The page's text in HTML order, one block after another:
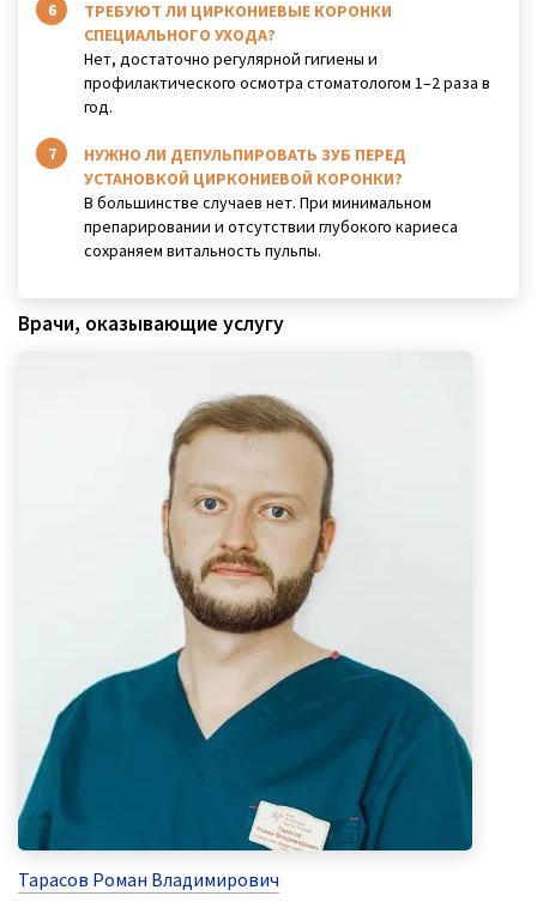
ТРЕБУЮТ ЛИ ЦИРКОНИЕВЫЕ КОРОНКИ
СПЕЦИАЛЬНОГО УХОДА?
Нет, достаточно регулярной гигиены и
профилактического осмотра стоматологом 1–2 раза в
год.
НУЖНО ЛИ ДЕПУЛЬПИРОВАТЬ ЗУБ ПЕРЕД
УСТАНОВКОЙ ЦИРКОНИЕВОЙ КОРОНКИ?
В большинстве случаев нет. При минимальном
препарировании и отсутствии глубокого кариеса
сохраняем витальность пульпы.
Врачи, оказывающие услугу
Тарасов Роман Владимирович